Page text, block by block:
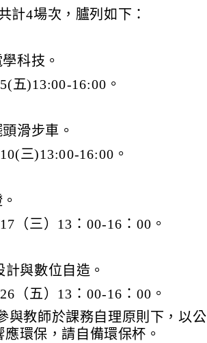
計4場次，臚列如下：
科技。
五)13:00-16:00。
滑步車。
三)13:00-16:00。
（三）13：00-16：00。
與數位自造。
（五）13：00-16：00。
與教師於課務自理原則下，以公
環保，請自備環保杯。